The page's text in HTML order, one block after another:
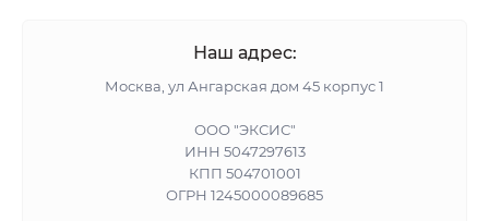
Наш адрес:
Москва, ул Ангарская дом 45 корпус 1
ООО "ЭКСИС"
ИНН 5047297613
КПП 504701001
ОГРН 1245000089685